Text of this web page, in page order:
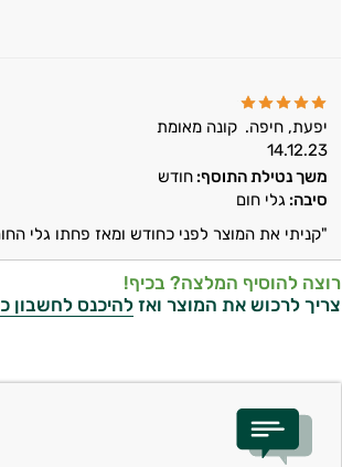
יפעת, חיפה. קונה מאומת
14.12.23
משך נטילת התוסף: חודש
סיבה: גלי חום
"קניתי את המוצר לפני כחודש ומאז פחתו גלי
רוצה להוסיף המלצה? בכיף!
צריך לרכוש את המוצר ואזלהיכנס לחשבון